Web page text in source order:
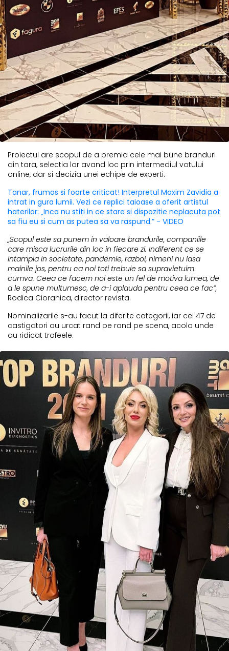
Proiectul are scopul de a premia cele mai bune branduri
din tara, selectia lor avand loc prin intermediul votului
online, dar si decizia unei echipe de experti.
Tanar, frumos si foarte criticat! Interpretul Maxim Zavidia a
intrat in gura lumii. Vezi ce replici taioase a oferit artistul
haterilor: „Inca nu stiti in ce stare si dispozitie neplacuta pot
sa fiu eu si cum as putea sa va raspund.” - VIDEO
„Scopul este sa punem in valoare brandurile, companiile
care misca lucrurile din loc in fiecare zi. Indiferent ce se
intampla in societate, pandemie, razboi, nimeni nu lasa
mainile jos, pentru ca noi toti trebuie sa supravietuim
cumva. Ceea ce facem noi este un fel de motiva lumea, de
a le spune multumesc, de a-i aplauda pentru ceea ce fac”,
Rodica Cioranica, director revista.
Nominalizarile s-au facut la diferite categorii, iar cei 47 de
castigatori au urcat rand pe rand pe scena, acolo unde
au ridicat trofeele.